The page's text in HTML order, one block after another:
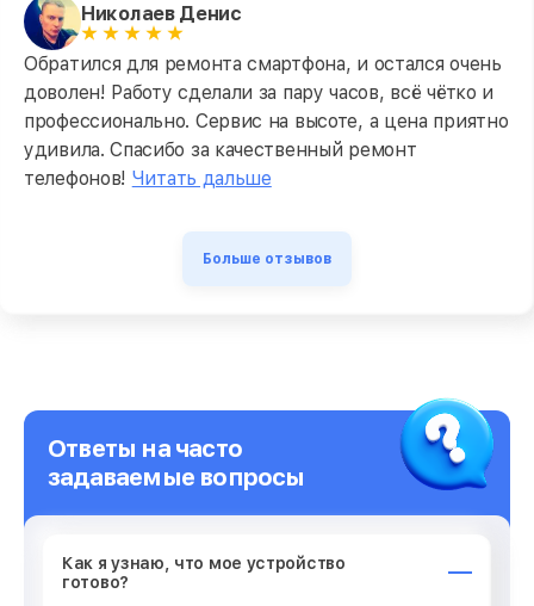
Николаев Денис
Обратился для ремонта смартфона, и остался очень
доволен! Работу сделали за пару часов, всё чётко и
профессионально. Сервис на высоте, а цена приятно
удивила. Спасибо за качественный ремонт
телефонов! Читать дальше
Больше отзывов
Ответы на часто
задаваемые вопросы
Как я узнаю, что мое устройство
готово?